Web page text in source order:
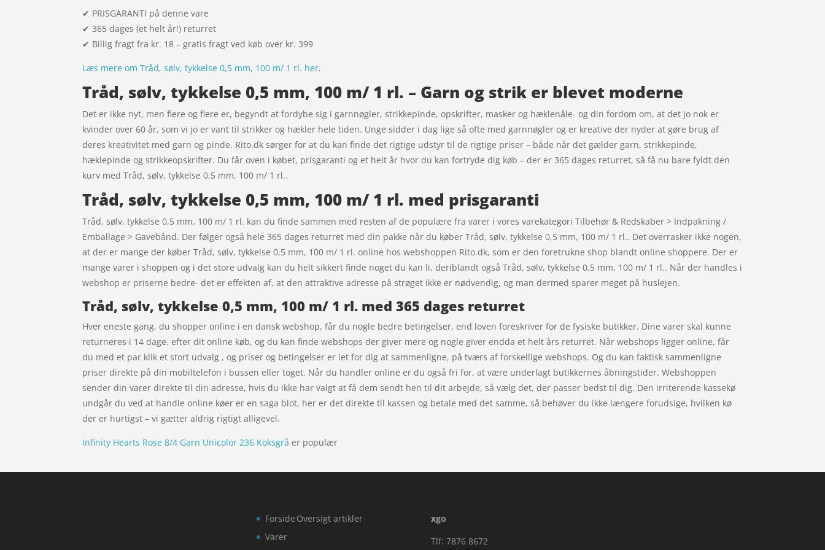
✔ PRISGARANTI på denne vare
✔ 365 dages (et helt år!) returret
✔ Billig fragt fra kr. 18 – gratis fragt ved køb over kr. 399
Læs mere om Tråd, sølv, tykkelse 0,5 mm, 100 m/ 1 rl. her.
Tråd, sølv, tykkelse 0,5 mm, 100 m/ 1 rl. – Garn og strik er blevet moderne
Det er ikke nyt, men flere og flere er, begyndt at fordybe sig i garnnøgler, strikkepinde, opskrifter, masker og hæklenåle- og din fordom om, at det jo nok er
kvinder over 60 år, som vi jo er vant til strikker og hækler hele tiden. Unge sidder i dag lige så ofte med garnnøgler og er kreative der nyder at gøre brug af
deres kreativitet med garn og pinde. Rito.dk sørger for at du kan finde det rigtige udstyr til de rigtige priser – både når det gælder garn, strikkepinde,
hæklepinde og strikkeopskrifter. Du får oven i købet, prisgaranti og et helt år hvor du kan fortryde dig køb – der er 365 dages returret, så få nu bare fyldt den
kurv med Tråd, sølv, tykkelse 0,5 mm, 100 m/ 1 rl..
Tråd, sølv, tykkelse 0,5 mm, 100 m/ 1 rl. med prisgaranti
Tråd, sølv, tykkelse 0,5 mm, 100 m/ 1 rl. kan du finde sammen med resten af de populære fra varer i vores varekategori Tilbehør & Redskaber > Indpakning /
Emballage > Gavebånd. Der følger også hele 365 dages returret med din pakke når du køber Tråd, sølv, tykkelse 0,5 mm, 100 m/ 1 rl.. Det overrasker ikke nogen,
at der er mange der køber Tråd, sølv, tykkelse 0,5 mm, 100 m/ 1 rl. online hos webshoppen Rito.dk, som er den foretrukne shop blandt online shoppere. Der er
mange varer i shoppen og i det store udvalg kan du helt sikkert finde noget du kan li, deriblandt også Tråd, sølv, tykkelse 0,5 mm, 100 m/ 1 rl.. Når der handles i
webshop er priserne bedre- det er effekten af, at den attraktive adresse på strøget ikke er nødvendig, og man dermed sparer meget på huslejen.
Tråd, sølv, tykkelse 0,5 mm, 100 m/ 1 rl. med 365 dages returret
Hver eneste gang, du shopper online i en dansk webshop, får du nogle bedre betingelser, end loven foreskriver for de fysiske butikker. Dine varer skal kunne
returneres i 14 dage. efter dit online køb, og du kan finde webshops der giver mere og nogle giver endda et helt års returret. Når webshops ligger online, får
du med et par klik et stort udvalg , og priser og betingelser er let for dig at sammenligne, på tværs af forskellige webshops. Og du kan faktisk sammenligne
priser direkte på din mobiltelefon i bussen eller toget. Når du handler online er du også fri for, at være underlagt butikkernes åbningstider. Webshoppen
sender din varer direkte til din adresse, hvis du ikke har valgt at få dem sendt hen til dit arbejde, så vælg det, der passer bedst til dig. Den irriterende kassekø
undgår du ved at handle online køer er en saga blot, her er det direkte til kassen og betale med det samme, så behøver du ikke længere forudsige, hvilken kø
der er hurtigst – vi gætter aldrig rigtigt alligevel.
Infinity Hearts Rose 8/4 Garn Unicolor 236 Koksgrå er populær
Forside
Varer
Oversigt artikler
xgo
Tlf: 7876 8672